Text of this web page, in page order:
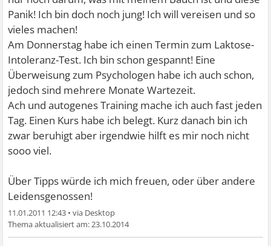
Panik! Ich bin doch noch jung! Ich will vereisen und so
vieles machen!
Am Donnerstag habe ich einen Termin zum Laktose-
Intoleranz-Test. Ich bin schon gespannt! Eine
Überweisung zum Psychologen habe ich auch schon,
jedoch sind mehrere Monate Wartezeit.
Ach und autogenes Training mache ich auch fast jeden
Tag. Einen Kurs habe ich belegt. Kurz danach bin ich
zwar beruhigt aber irgendwie hilft es mir noch nicht
sooo viel.
Über Tipps würde ich mich freuen, oder über andere
Leidensgenossen!
11.01.2011 12:43 •
23.10.2014